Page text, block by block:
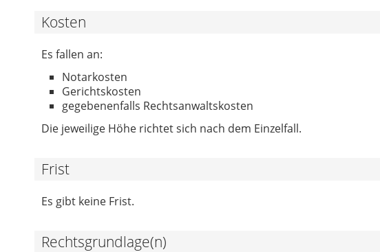
Kosten
Es fallen an:
Notarkosten
Gerichtskosten
gegebenenfalls Rechtsanwaltskosten
Die jeweilige Höhe richtet sich nach dem Einzelfall.
Frist
Es gibt keine Frist.
Rechtsgrundlage(n)